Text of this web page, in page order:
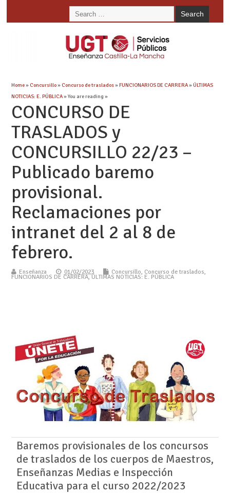
Home» Concursillo» Concurso de traslados»FUNCIONARIOS DE CARRERA»ÚLTIMAS
NOTICIAS: E. PÚBLICA» You are reading »
CONCURSO DE
TRASLADOS y
CONCURSILLO 22/23 –
Publicado baremo
provisional.
Reclamaciones por
intranet del 2 al 8 de
febrero.
Enseñanza 01/02/2023 Concursillo, Concurso de traslados,
FUNCIONARIOS DE CARRERA,ÚLTIMAS NOTICIAS: E. PÚBLICA
Baremos provisionales de los concursos
de traslados de los cuerpos de Maestros,
Enseñanzas Medias e Inspección
Educativa para el curso 2022/2023